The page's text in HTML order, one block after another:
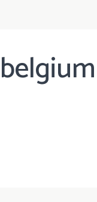
belgium